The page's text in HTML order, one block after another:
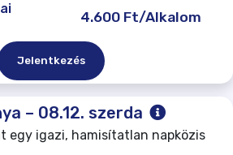
4.600 Ft/Alkalom
Jelentkezés
– 08.12. szerda
egy igazi, hamisítatlan napközis